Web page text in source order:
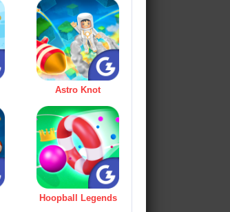
Astro Knot
Hoopball Legends